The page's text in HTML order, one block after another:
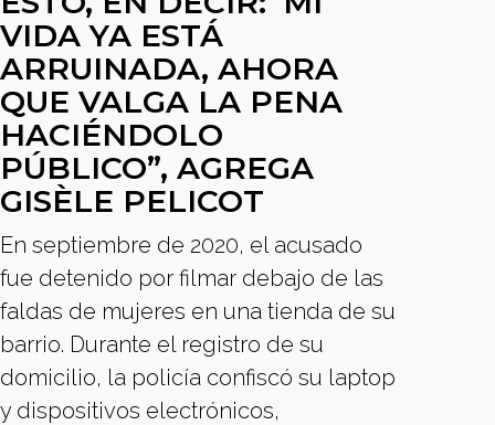
VIDA YA ESTÁ
ARRUINADA, AHORA
QUE VALGA LA PENA
HACIÉNDOLO
PÚBLICO”, AGREGA
GISÈLE PELICOT
En septiembre de 2020, el acusado
fue detenido por filmar debajo de las
faldas de mujeres en una tienda de su
barrio. Durante el registro de su
domicilio, la policía confiscó su laptop
y dispositivos electrónicos,